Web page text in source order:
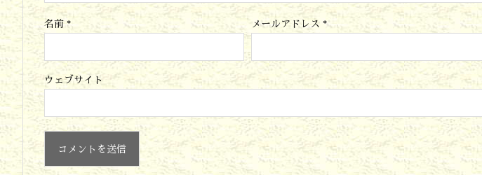
分
点
要
仕
名前 * メールアドレス *
ウェブサイト